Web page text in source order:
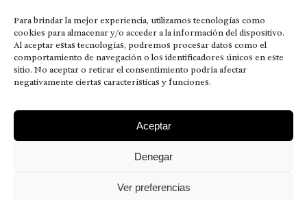
Para brindar la mejor experiencia, utilizamos tecnologías como
cookies para almacenar y/o acceder a la información del dispositivo.
Al aceptar estas tecnologías, podremos procesar datos como el
comportamiento de navegación o los identificadores únicos en este
sitio. No aceptar o retirar el consentimiento podría afectar
negativamente ciertas características y funciones.
Aceptar
Denegar
Ver preferencias
El concepto de familia no está limitado exclusivamente a la sangre; seres
que surgen en nuestro diario vivir suelen pesar más que los
emparentados. Más bien, el apego de estas dos versiones de seres
queridos mueve ideales provenientes de sus vivencias.
This is for nuestra gente.” – HRSuriel
MISIÓN VISIÓN VALORES
CONTACTOS